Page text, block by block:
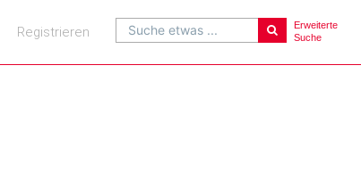
Suche etwas ...
Erweiterte
Suche
Registrieren